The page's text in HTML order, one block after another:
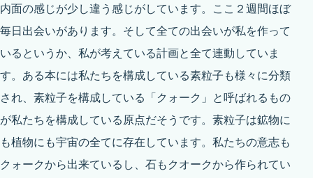
内面の感じが少し違う感じがしています。ここ２週間ほぼ
毎日出会いがあります。そして全ての出会いが私を作って
いるというか、私が考えている計画と全て連動していま
す。ある本には私たちを構成している素粒子も様々に分類
され、素粒子を構成している「クォーク」と呼ばれるもの
が私たちを構成している原点だそうです。素粒子は鉱物に
も植物にも宇宙の全てに存在しています。私たちの意志も
クォークから出来ているし、石もクオークから作られてい